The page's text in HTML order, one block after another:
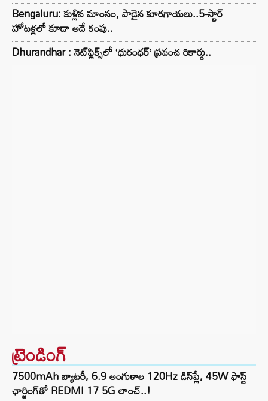
Bengaluru: కుళ్లిన మాంసం, పాడైన కూరగాయలు..5-స్టార్
హోటళ్లలో కూడా అదే కంపు..
Dhurandhar : నెట్‌ఫ్లిక్స్‌లో ‘ధురంధర్’ ప్రపంచ రికార్డు..
ట్రెండింగ్‌
7500mAh బ్యాటరీ, 6.9 అంగుళాల 120Hz డిస్‌ప్లే, 45W ఫాస్ట్
ఛార్జింగ్‌తో REDMI 17 5G లాంచ్..!